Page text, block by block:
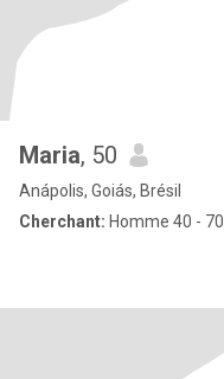
Maria, 50
Anápolis, Goiás, Brésil
Cherchant: Homme 40 - 70